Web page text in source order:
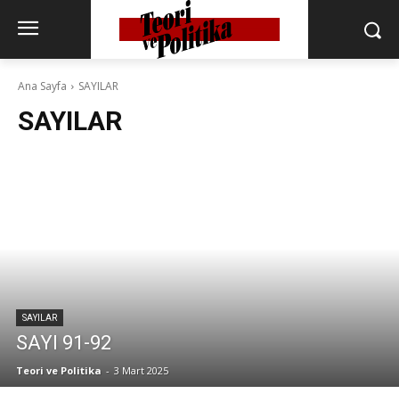
Ana Sayfa SAYILAR
SAYILAR
SAYILAR
SAYI 91-92
Teori ve Politika - 3 Mart 2025